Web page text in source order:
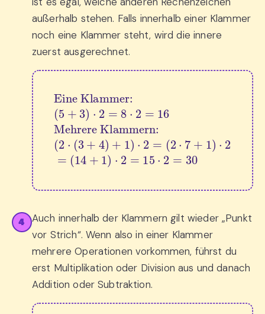
außerhalb stehen. Falls innerhalb einer Klammer
noch eine Klammer steht, wird die innere
zuerst ausgerechnet.
Eine Klammer:
(5+3) ⋅2=8⋅2=16
( 2⋅(3+4)+1)
(14+1)⋅
4
Auch innerhalb der Klammern gilt wieder „Punkt
vor Strich“. Wenn also in einer Klammer
mehrere Operationen vorkommen, führst du
erst Multiplikation oder Division aus und danach
Addition oder Subtraktion.